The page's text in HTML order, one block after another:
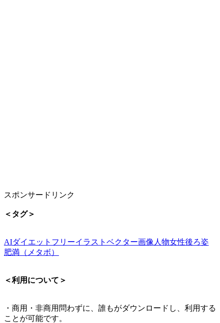
スポンサードリンク
＜タグ＞
AIダイエット フリーイラスト ベクター画像 人物女性後ろ姿
肥満（メタボ）
＜利用について＞
・商用・非商用問わずに、誰もがダウンロードし、利用する
ことが可能です。